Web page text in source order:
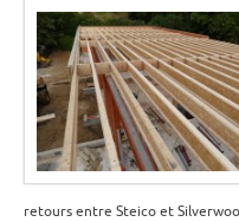
retours entre Steico et